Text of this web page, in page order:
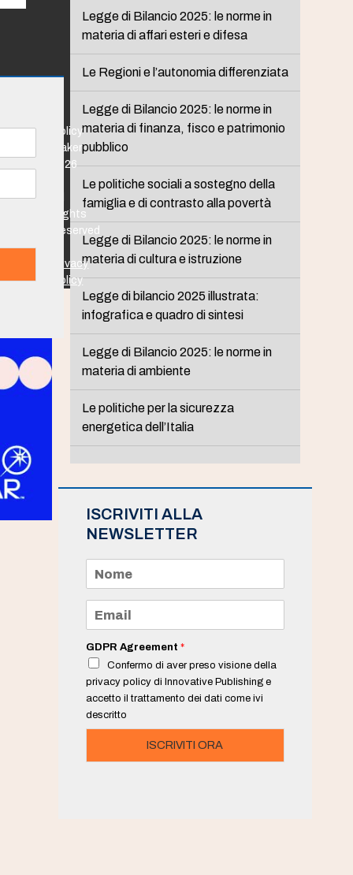
Legge di Bilancio 2025: le norme in
materia di affari esteri e difesa
Le Regioni e l’autonomia differenziata
Legge di Bilancio 2025: le norme in
materia di finanza, fisco e patrimonio
pubblico
Le politiche sociali a sostegno della
famiglia e di contrasto alla povertà
Legge di Bilancio 2025: le norme in
materia di cultura e istruzione
Legge di bilancio 2025 illustrata:
infografica e quadro di sintesi
Legge di Bilancio 2025: le norme in
materia di ambiente
Le politiche per la sicurezza
energetica dell’Italia
ISCRIVITI ALLA
NEWSLETTER
m
e
a
i
*
GDPR Agreement *
Confermo di aver preso visione della
privacy policy di Innovative Publishing e
accetto il trattamento dei dati come ivi
descritto
ISCRIVITI ORA
Policy
Maker
2026
Rights
Reserved
Privacy
Policy